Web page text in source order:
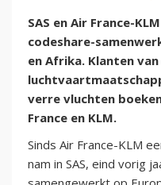
SAS en Air France-
codeshare-
en Afrika. Klanten
verre vluchten
France en KLM.
Sinds Air France-KLM
nam in SAS, eind vorig